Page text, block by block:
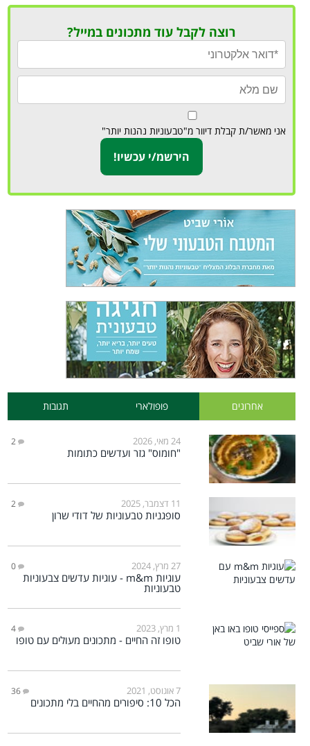
רוצה לקבל עוד מתכונים במייל?
אני מאשר/ת קבלת דיוור מ"טבעוניות נהנות יותר"
אחרונים פופולארי תגובות
24 מאי, 2026 2
"חומוס" גזר ועדשים כתומות
11 דצמבר, 2025 2
סופגניות טבעוניות של דודי שרון
27 מרץ, 2024 0
עוגיות m&m - עוגיות עדשים צבעוניות
טבעוניות
1 מרץ, 2023 4
טופו זה החיים - מתכונים מעולים עם טופו
7 אוגוסט, 2021 36
הכל 10: סיפורים מהחיים בלי מתכונים